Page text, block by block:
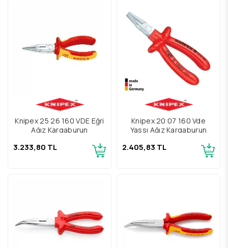
Knipex 25 26 160 VDE Eğri
Ağız Kargaburun
3.233,80 TL
Knipex 20 07 160 Vde
Yassı Ağız Kargaburun
2.405,83 TL